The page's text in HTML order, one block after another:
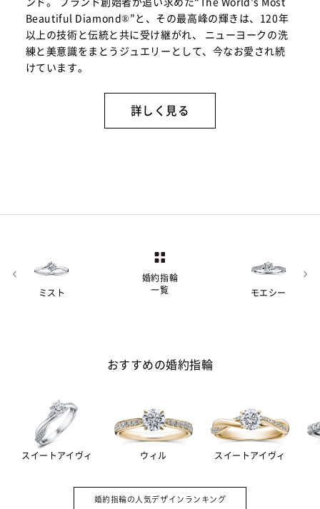
Beautiful Diamond®”と、その最高峰の輝きは、120年
以上の技術と伝統と共に受け継がれ、 ニューヨークの洗
練と美意識をまとうジュエリーとして、今なお愛され続
けています。
詳しく見る
婚約指輪
一覧
ミスト モエシー
おすすめの婚約指輪
スイートアイヴィ ウィル スイートアイヴィ
婚約指輪の人気デザインランキング
約束した証として贈る記念品。その意味